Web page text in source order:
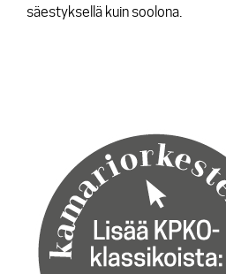
säestyksellä kuin soolona.